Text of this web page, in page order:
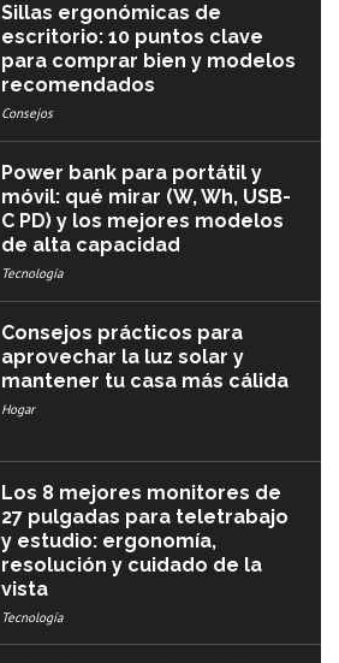
Sillas ergonómicas de
escritorio: 10 puntos clave
para comprar bien y modelos
recomendados
Consejos
Power bank para portátil y
móvil: qué mirar (W, Wh, USB-
C PD) y los mejores modelos
de alta capacidad
Tecnología
Consejos prácticos para
aprovechar la luz solar y
mantener tu casa más cálida
Hogar
Los 8 mejores monitores de
27 pulgadas para teletrabajo
y estudio: ergonomía,
resolución y cuidado de la
vista
Tecnología